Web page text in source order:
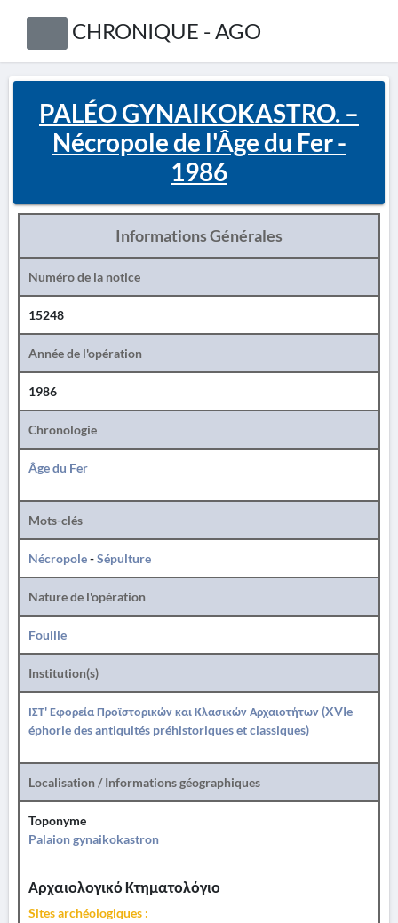
CHRONIQUE - AGO
PALÉO GYNAIKOKASTRO. –
Nécropole de l'Âge du Fer -
1986
Informations Générales
Numéro de la notice
15248
Année de l'opération
1986
Chronologie
Âge du Fer
Mots-clés
Nécropole-Sépulture
Nature de l'opération
Fouille
Institution(s)
ΙΣΤ' Εφορεία Προϊστορικών και Κλασικών Αρχαιοτήτων (XVIe
éphorie des antiquités préhistoriques et classiques)
Localisation / Informations géographiques
Toponyme
Palaion gynaikokastron
Αρχαιολογικό Κτηματολόγιο
Sites archéologiques :